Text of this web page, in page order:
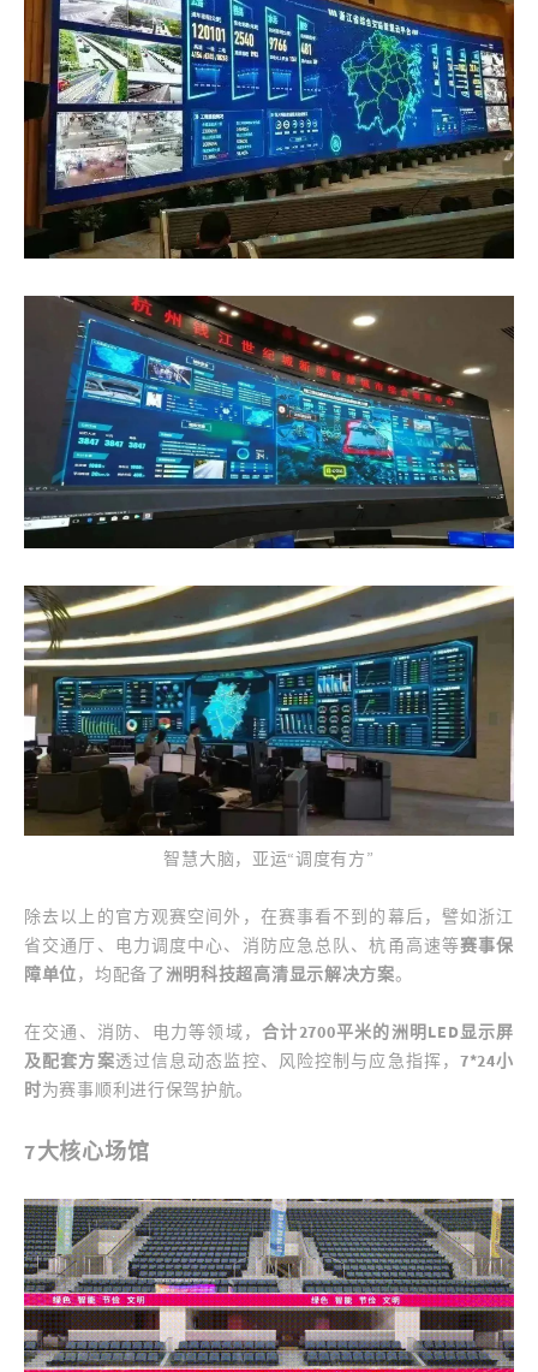
智慧大脑，亚运“调度有方”
除去以上的官方观赛空间外，在赛事看不到的幕后，譬如浙江
省交通厅、电力调度中心、消防应急总队、杭甬高速等赛事保
障单位，均配备了洲明科技超高清显示解决方案。
在交通、消防、电力等领域，合计2700平米的洲明LED显示屏
及配套方案透过信息动态监控、风险控制与应急指挥，7*24小
时为赛事顺利进行保驾护航。
7大核心场馆